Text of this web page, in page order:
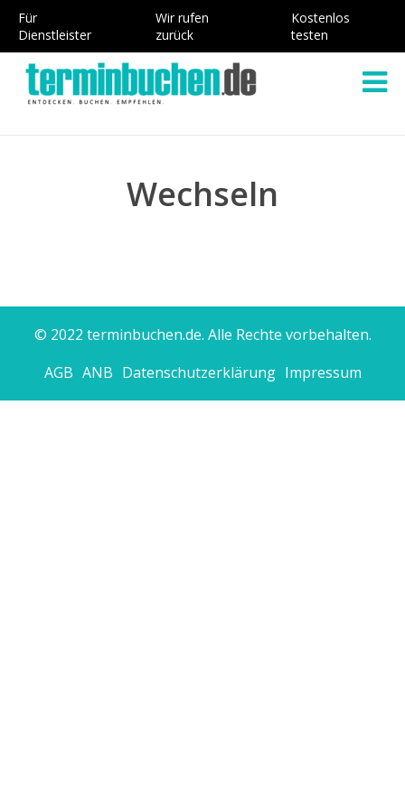
Für
Dienstleister
Wir rufen
zurück
Kostenlos
testen
Wechseln
© 2022 terminbuchen.de. Alle Rechte vorbehalten.
AGB ANB Datenschutzerklärung Impressum